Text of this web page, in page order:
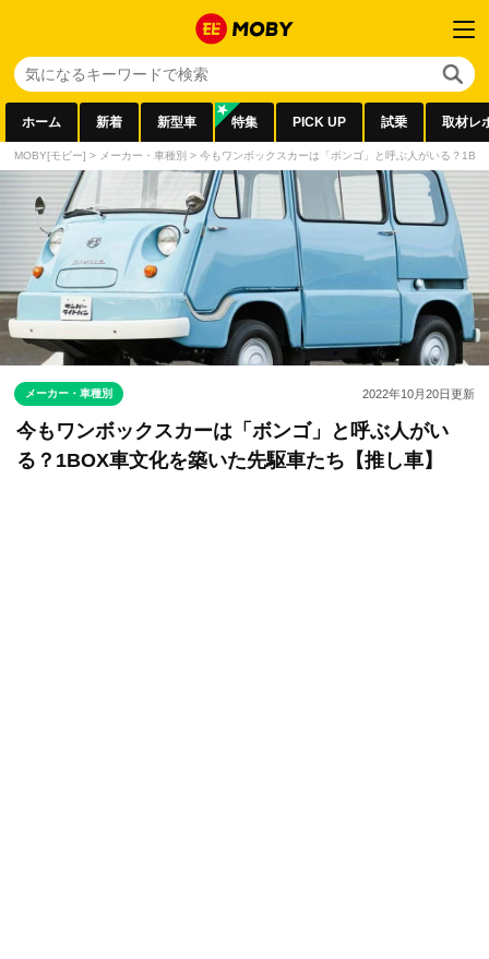
ホーム 新着 新型車 特集 PICK UP 試乗 取材レ
MOBY[モビー] > メーカー・車種別 > 今もワンボックスカーは「ボンゴ」と呼ぶ人がいる？
メーカー・車種別 2022年10月20日更新
今もワンボックスカーは「ボンゴ」と呼ぶ人がい
る？1BOX車文化を築いた先駆車たち【推し車】